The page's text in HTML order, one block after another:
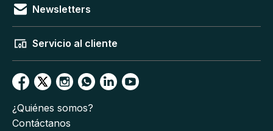
Newsletters
Servicio al cliente
¿Quiénes somos?
Contáctanos